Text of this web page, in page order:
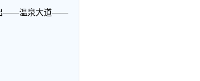
——温泉大道——